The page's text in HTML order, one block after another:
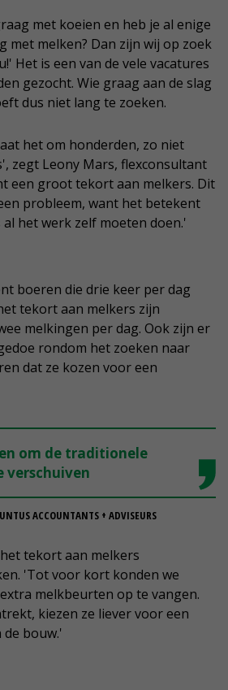
met koeien en heb je al enige
met melken? Dan zijn wij op zoek
Het is een van de vele vacatures
gezocht. Wie graag aan de slag
dus niet lang te zoeken.
het om honderden, zo niet
zegt Leony Mars, flexconsultant
een groot tekort aan melkers. Dit
probleem, want het betekent
het werk zelf moeten doen.'
boeren die drie keer per dag
tekort aan melkers zijn
melkingen per dag. Ook zijn er
rondom het zoeken naar
dat ze kozen voor een
om de traditionele
ACCOUNTANTS + ADVISEURS
tekort aan melkers
'Tot voor kort konden we
melkbeurten op te vangen.
kiezen ze liever voor een
bouw.'